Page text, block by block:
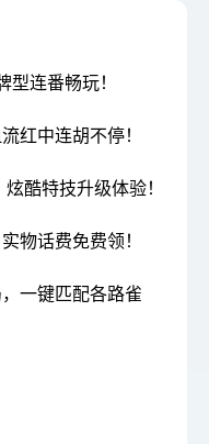
型连番畅玩！
红中连胡不停！
酷特技升级体验！
物话费免费领！
一键匹配各路雀